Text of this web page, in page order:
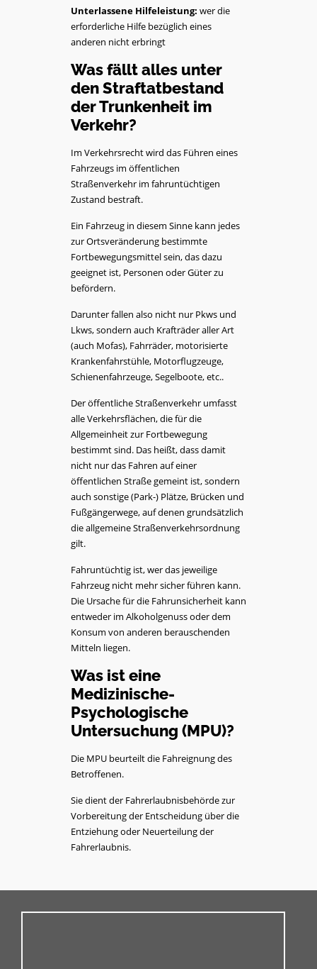
Unterlassene Hilfeleistung: wer die
erforderliche Hilfe bezüglich eines
anderen nicht erbringt
Was fällt alles unter
den Straftatbestand
der Trunkenheit im
Verkehr?
Im Verkehrsrecht wird das Führen eines
Fahrzeugs im öffentlichen
Straßenverkehr im fahruntüchtigen
Zustand bestraft.
Ein Fahrzeug in diesem Sinne kann jedes
zur Ortsveränderung bestimmte
Fortbewegungsmittel sein, das dazu
geeignet ist, Personen oder Güter zu
befördern.
Darunter fallen also nicht nur Pkws und
Lkws, sondern auch Krafträder aller Art
(auch Mofas), Fahrräder, motorisierte
Krankenfahrstühle, Motorflugzeuge,
Schienenfahrzeuge, Segelboote, etc..
Der öffentliche Straßenverkehr umfasst
alle Verkehrsflächen, die für die
Allgemeinheit zur Fortbewegung
bestimmt sind. Das heißt, dass damit
nicht nur das Fahren auf einer
öffentlichen Straße gemeint ist, sondern
auch sonstige (Park-) Plätze, Brücken und
Fußgängerwege, auf denen grundsätzlich
die allgemeine Straßenverkehrsordnung
gilt.
Fahruntüchtig ist, wer das jeweilige
Fahrzeug nicht mehr sicher führen kann.
Die Ursache für die Fahrunsicherheit kann
entweder im Alkoholgenuss oder dem
Konsum von anderen berauschenden
Mitteln liegen.
Was ist eine
Medizinische-
Psychologische
Untersuchung (MPU)?
Die MPU beurteilt die Fahreignung des
Betroffenen.
Sie dient der Fahrerlaubnisbehörde zur
Vorbereitung der Entscheidung über die
Entziehung oder Neuerteilung der
Fahrerlaubnis.